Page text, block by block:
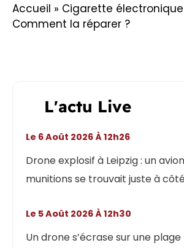
Accueil » Cigarette
Comment la réparer ?
L'actu Live
Drone explosif à Leipzig : un
munitions se trouvait juste à
Le 6 Août 2026 À 12h26
Un drone s’écrase sur une plage
Le 5 Août 2026 À 12h30